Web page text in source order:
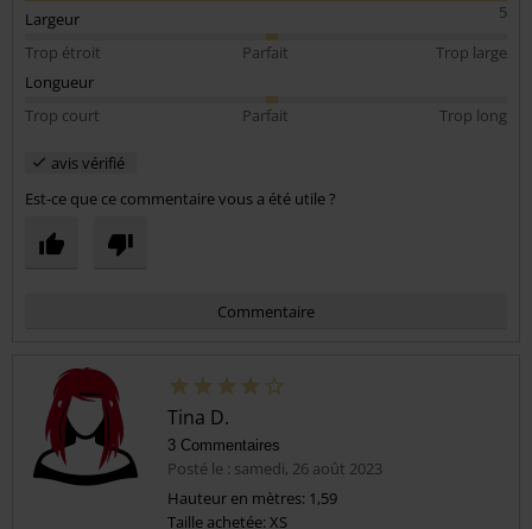
5
Largeur
Trop étroit
Parfait
Trop large
Longueur
Trop court
Parfait Trop long
avis vérifié
Est-ce que ce commentaire vous a été utile ?
Commentaire
Tina D.
3 Commentaires
Posté le : samedi, 26 août 2023
Hauteur en mètres: 1,59
Taille achetée: XS